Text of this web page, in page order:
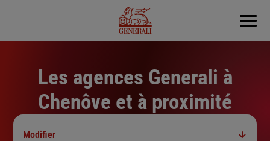
Menu
Les agences Generali à
Chenôve et à proximité
Modifier